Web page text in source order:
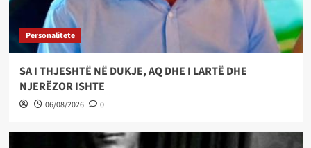
Personalitete
SA I THJESHTË NË DUKJE, AQ DHE I LARTË DHE
NJERËZOR ISHTE
06/08/2026 0